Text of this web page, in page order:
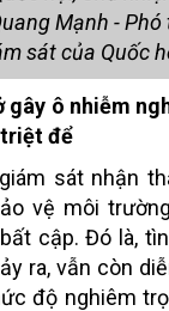
Mạnh -
sát của Quốc
gây ô nhiễm
để
sát nhận
vệ môi
cập. Đó là,
ra, vẫn còn
độ nghiêm